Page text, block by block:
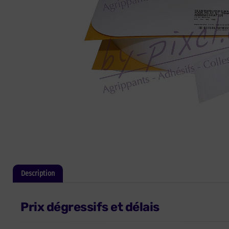
Description
Prix dégressifs et délais